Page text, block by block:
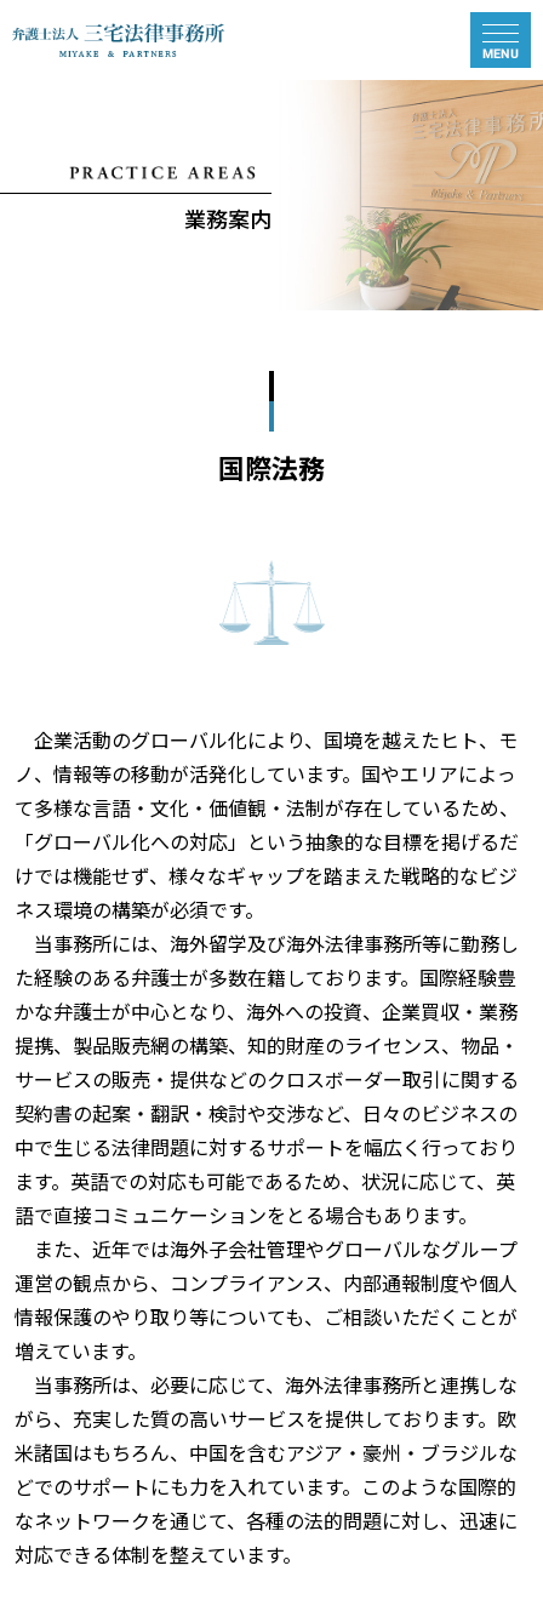
業務案内
国際法務
企業活動のグローバル化により、国境を越えたヒト、モ
ノ、情報等の移動が活発化しています。国やエリアによっ
て多様な言語・文化・価値観・法制が存在しているため、
「グローバル化への対応」という抽象的な目標を掲げるだ
けでは機能せず、様々なギャップを踏まえた戦略的なビジ
ネス環境の構築が必須です。
当事務所には、海外留学及び海外法律事務所等に勤務し
た経験のある弁護士が多数在籍しております。国際経験豊
かな弁護士が中心となり、海外への投資、企業買収・業務
提携、製品販売網の構築、知的財産のライセンス、物品・
サービスの販売・提供などのクロスボーダー取引に関する
契約書の起案・翻訳・検討や交渉など、日々のビジネスの
中で生じる法律問題に対するサポートを幅広く行っており
ます。英語での対応も可能であるため、状況に応じて、英
語で直接コミュニケーションをとる場合もあります。
また、近年では海外子会社管理やグローバルなグループ
運営の観点から、コンプライアンス、内部通報制度や個人
情報保護のやり取り等についても、ご相談いただくことが
増えています。
当事務所は、必要に応じて、海外法律事務所と連携しな
がら、充実した質の高いサービスを提供しております。欧
米諸国はもちろん、中国を含むアジア・豪州・ブラジルな
どでのサポートにも力を入れています。このような国際的
なネットワークを通じて、各種の法的問題に対し、迅速に
対応できる体制を整えています。